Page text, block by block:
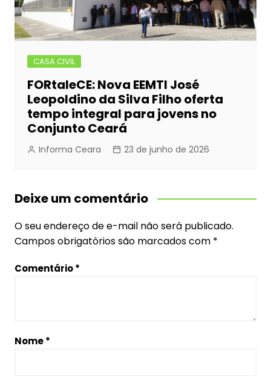
CASA CIVIL
FORtaleCE: Nova EEMTI José
Leopoldino da Silva Filho oferta
tempo integral para jovens no
Conjunto Ceará
Informa Ceara 23 de junho de 2026
Deixe um comentário
O seu endereço de e-mail não será publicado.
Campos obrigatórios são marcados com *
Comentário*
Nome*